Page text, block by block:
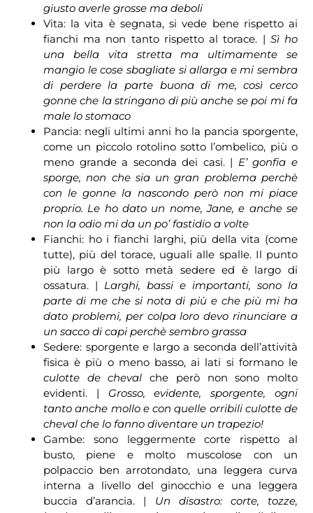
giusto averle grosse ma deboli
Vita: la vita è segnata, si vede bene rispetto ai
fianchi ma non tanto rispetto al torace. | Sì ho
una bella vita stretta ma ultimamente se
mangio le cose sbagliate si allarga e mi sembra
di perdere la parte buona di me, così cerco
gonne che la stringano di più anche se poi mi fa
male lo stomaco
Pancia: negli ultimi anni ho la pancia sporgente,
come un piccolo rotolino sotto l’ombelico, più o
meno grande a seconda dei casi. | E’ gonfia e
sporge, non che sia un gran problema perchè
con le gonne la nascondo però non mi piace
proprio. Le ho dato un nome, Jane, e anche se
non la odio mi da un po’ fastidio a volte
Fianchi: ho i fianchi larghi, più della vita (come
tutte), più del torace, uguali alle spalle. Il punto
più largo è sotto metà sedere ed è largo di
ossatura. | Larghi, bassi e importanti, sono la
parte di me che si nota di più e che più mi ha
dato problemi, per colpa loro devo rinunciare a
un sacco di capi perchè sembro grassa
Sedere: sporgente e largo a seconda dell’attività
fisica è più o meno basso, ai lati si formano le
culotte de cheval che però non sono molto
evidenti. | Grosso, evidente, sporgente, ogni
tanto anche mollo e con quelle orribili culotte de
cheval che lo fanno diventare un trapezio!
Gambe: sono leggermente corte rispetto al
busto, piene e molto muscolose con un
polpaccio ben arrotondato, una leggera curva
interna a livello del ginocchio e una leggera
buccia d’arancia. | Un disastro: corte, tozze,